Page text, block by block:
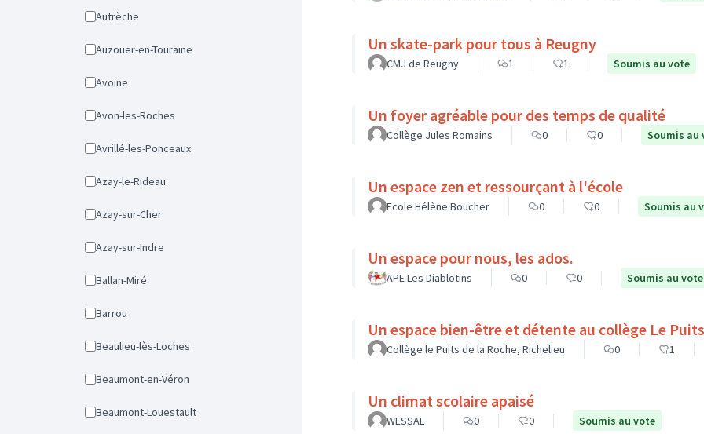
Autrèche
Auzouer-en-Touraine
Avoine
Avon-les-Roches
Avrillé-les-Ponceaux
Azay-le-Rideau
Azay-sur-Cher
Azay-sur-Indre
Ballan-Miré
Barrou
Beaulieu-lès-Loches
Beaumont-en-Véron
Beaumont-Louestault
Un skate-park pour tous à Reugny
CMJ de Reugny 1 1 Soumis au vote
Un foyer agréable pour des temps de qualité
Collège Jules Romains 0 0 Soumis au
Un espace zen et ressourçant à l'école
Ecole Hélène Boucher 0 0 Soumis au
Un espace pour nous, les ados.
APE Les Diablotins 0 0 Soumis au vote
Un espace bien-être
Collège le Puits de la Roche, Richelieu 0 1
Un climat scolaire apaisé
WESSAL 0 0 Soumis au vote